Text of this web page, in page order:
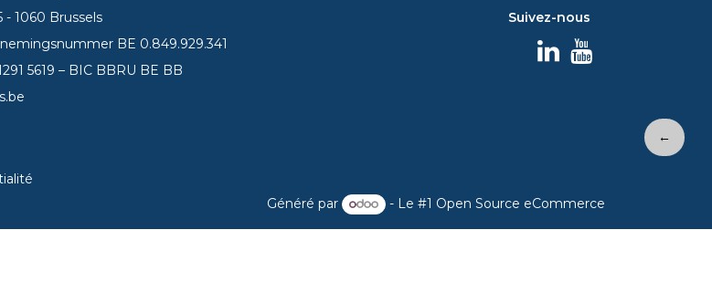
Suivez-nous
←
- 1060 Brussels
BE 0.849.929.341
5619 – BIC BBRU BE BB
Généré par - Le #1 Open Source eCommerce